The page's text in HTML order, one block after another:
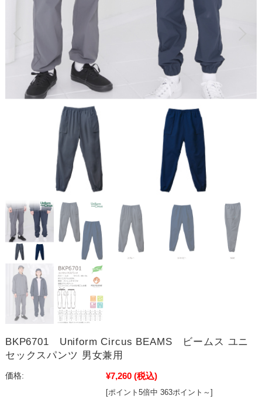
BKP6701 Uniform Circus BEAMS ビームス ユニ
セックスパンツ 男女兼用
価格: ¥7,260 (税込)
[ポイント5倍中 363ポイント～]